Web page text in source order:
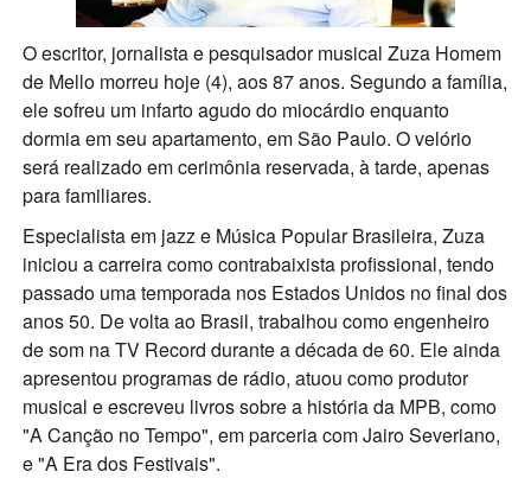
O escritor, jornalista e pesquisador musical Zuza Homem
de Mello morreu hoje (4), aos 87 anos. Segundo a família,
ele sofreu um infarto agudo do miocárdio enquanto
dormia em seu apartamento, em São Paulo. O velório
será realizado em cerimônia reservada, à tarde, apenas
para familiares.
Especialista em jazz e Música Popular Brasileira, Zuza
iniciou a carreira como contrabaixista profissional, tendo
passado uma temporada nos Estados Unidos no final dos
anos 50. De volta ao Brasil, trabalhou como engenheiro
de som na TV Record durante a década de 60. Ele ainda
apresentou programas de rádio, atuou como produtor
musical e escreveu livros sobre a história da MPB, como
"A Canção no Tempo", em parceria com Jairo Severiano,
e "A Era dos Festivais".